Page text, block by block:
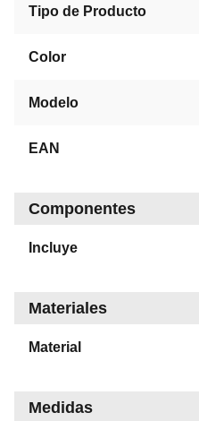
Tipo de Producto
Color
Modelo
EAN
Componentes
Incluye
Materiales
Material
Medidas